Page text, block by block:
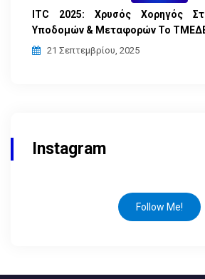
ITC 2025: Χρυσός Χορηγός
Υποδομών & Μεταφορών Το
21 Σεπτεμβρίου, 2025
Instagram
Follow Me!